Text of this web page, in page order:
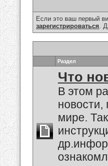
Если это ваш первый
зарегистрироваться.
Раздел
Что
В этом
мире.